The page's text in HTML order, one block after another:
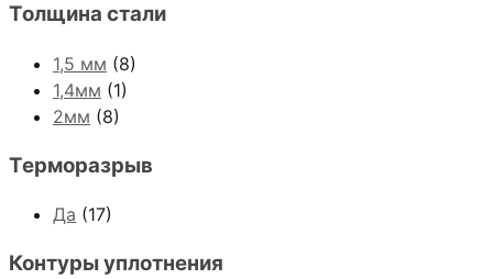
Толщина стали
1,5 мм (8)
1,4мм (1)
2мм (8)
Терморазрыв
Да (17)
Контуры уплотнения